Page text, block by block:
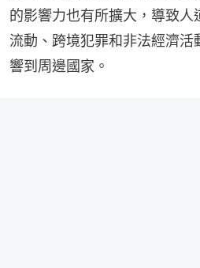
的影響力也有所擴大，導致人
流動、跨境犯罪和非法經濟活
響到周邊國家。